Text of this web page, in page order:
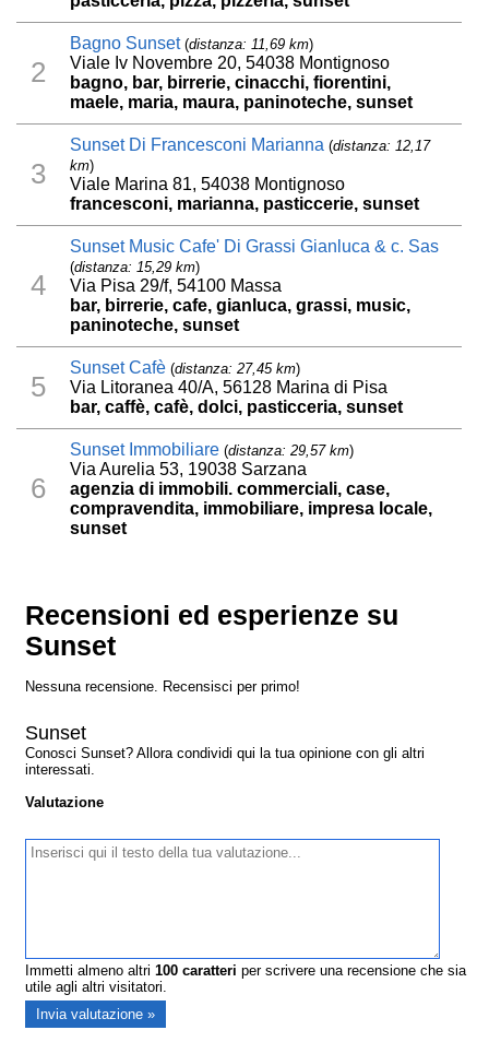
2
Bagno Sunset(distanza: 11,69 km)
Viale Iv Novembre 20, 54038 Montignoso
bagno, bar, birrerie, cinacchi, fiorentini,
maele, maria, maura, paninoteche, sunset
3
Sunset Di Francesconi Marianna (distanza: 12,17
km)
Viale Marina 81, 54038 Montignoso
francesconi, marianna, pasticcerie, sunset
4
Sunset Music Cafe' Di Grassi Gianluca & c. Sas
(distanza: 15,29 km)
Via Pisa 29/f, 54100 Massa
bar, birrerie, cafe, gianluca, grassi, music,
paninoteche, sunset
5
Sunset Cafè (distanza: 27,45 km)
Via Litoranea 40/A, 56128 Marina di Pisa
bar, caffè, cafè, dolci, pasticceria, sunset
6
Sunset Immobiliare (distanza: 29,57 km)
Via Aurelia 53, 19038 Sarzana
agenzia di immobili. commerciali, case,
compravendita, immobiliare, impresa locale,
sunset
Recensioni ed esperienze su
Sunset
Nessuna recensione. Recensisci per primo!
Sunset
Conosci Sunset? Allora condividi qui la tua opinione con gli altri
interessati.
Valutazione
Immetti almeno altri100 caratteri per scrivere una recensione che sia
utile agli altri visitatori.